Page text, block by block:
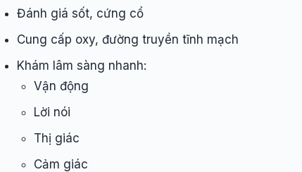
Đánh giá sốt, cứng cổ
Cung cấp oxy, đường truyền tĩnh mạch
Khám lâm sàng nhanh:
Vận động
Lời nói
Thị giác
Cảm giác